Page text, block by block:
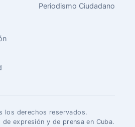
Periodismo Ciudadano
los derechos reservados.
expresión y de prensa en Cuba.